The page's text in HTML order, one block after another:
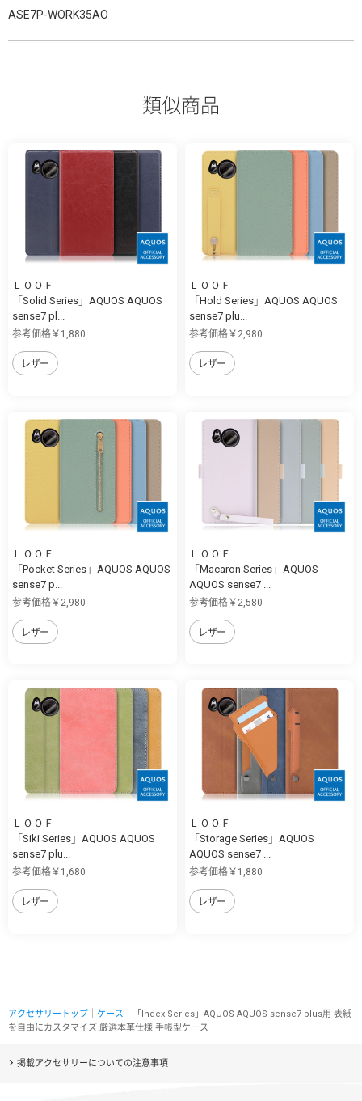
ASE7P-WORK35AO
類似商品
ＬＯＯＦ
「Solid Series」AQUOS AQUOS
sense7 pl...
参考価格￥1,880
レザー
ＬＯＯＦ
「Hold Series」AQUOS AQUOS
sense7 plu...
参考価格￥2,980
レザー
ＬＯＯＦ
「Pocket Series」AQUOS AQUOS
sense7 p...
参考価格￥2,980
レザー
ＬＯＯＦ
「Macaron Series」AQUOS
AQUOS sense7 ...
参考価格￥2,580
レザー
ＬＯＯＦ
「Siki Series」AQUOS AQUOS
sense7 plu...
参考価格￥1,680
レザー
ＬＯＯＦ
「Storage Series」AQUOS
AQUOS sense7 ...
参考価格￥1,880
レザー
アクセサリートップ ケース ｜「Index Series」AQUOS AQUOS sense7 plus用 表紙
を自由にカスタマイズ 厳選本革仕様 手帳型ケース
掲載アクセサリーについての注意事項